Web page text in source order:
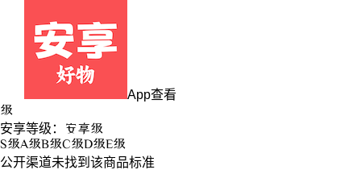
App查看
级
安享等级： 安享级
S级A级B级C级D级E级
公开渠道未找到该商品标准